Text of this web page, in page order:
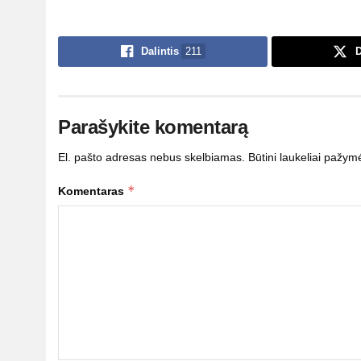
Dalintis 211
Parašykite komentarą
El. pašto adresas nebus skelbiamas. Būtini laukeliai
Komentaras *